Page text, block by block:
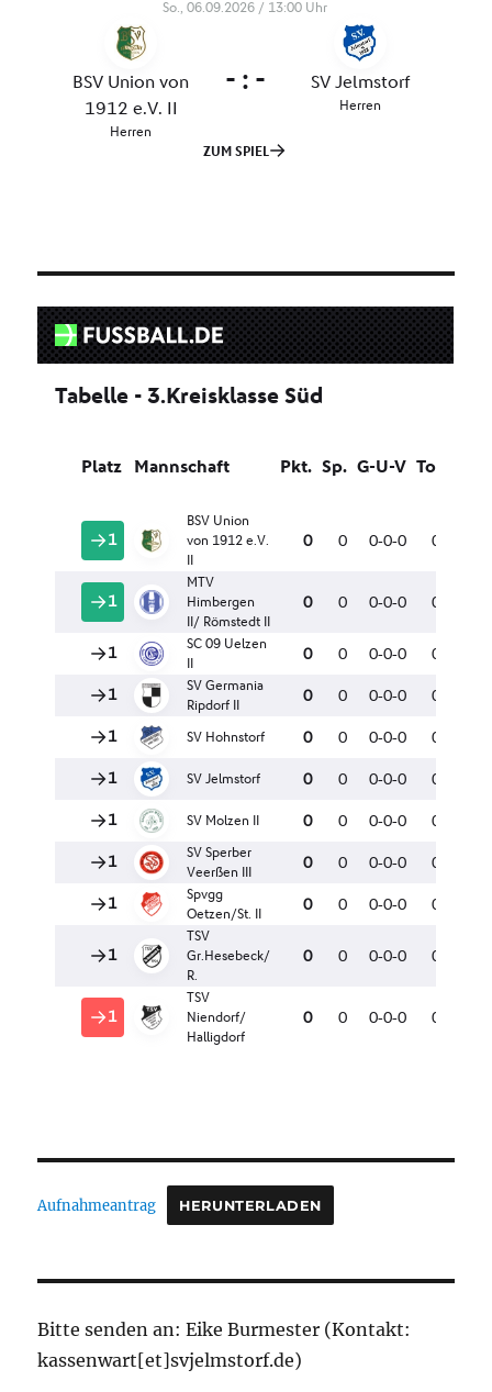
Aufnahmeantrag HERUNTERLADEN
Bitte senden an: Eike Burmester (Kontakt:
kassenwart[et]svjelmstorf.de)